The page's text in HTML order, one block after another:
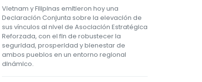
Vietnam y Filipinas emitieron hoy una
Declaración Conjunta sobre la elevación de
sus vínculos al nivel de Asociación Estratégica
Reforzada, con el fin de robustecer la
seguridad, prosperidad y bienestar de
ambos pueblos en un entorno regional
dinámico.